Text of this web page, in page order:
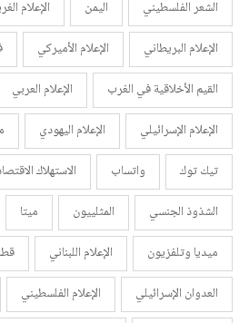
الشعر الفلسطيني اليمن الإعلام
الإعلام البريطاني
الإعلام الأميركي
القيم الأخلاقية في الغرب
الإعلام العربي
الإعلام الإسرائيلي
الإعلام اليهودي
تيك توك
واتساب الاستهلاك
الشذوذ الجنسي
المثلييون ميتا
ميديا وتلفزيون
الإعلام اللبناني
العدوان الإسرائيلي
الإعلام الفلسطيني